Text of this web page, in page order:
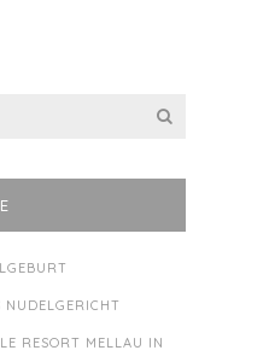
NUDELGERICHT
RESORT MELLAU IN